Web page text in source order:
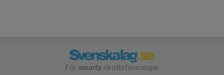
För smarta idrottsföreningar